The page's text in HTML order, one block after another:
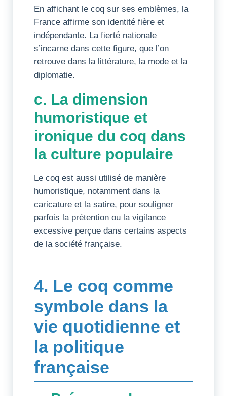
En affichant le coq sur ses emblèmes, la
France affirme son identité fière et
indépendante. La fierté nationale
s’incarne dans cette figure, que l’on
retrouve dans la littérature, la mode et la
diplomatie.
c. La dimension
humoristique et
ironique du coq dans
la culture populaire
Le coq est aussi utilisé de manière
humoristique, notamment dans la
caricature et la satire, pour souligner
parfois la prétention ou la vigilance
excessive perçue dans certains aspects
de la société française.
4. Le coq comme
symbole dans la
vie quotidienne et
la politique
française